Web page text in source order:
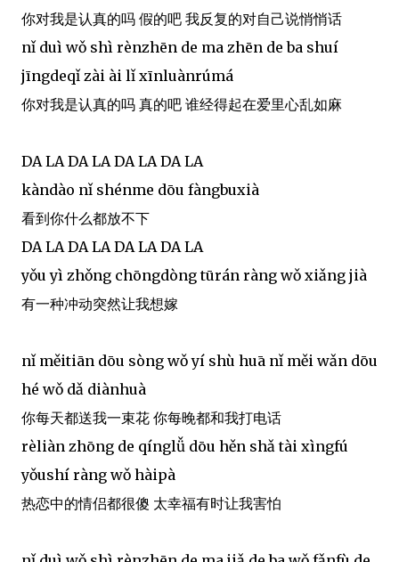
你对我是认真的吗 假的吧 我反复的对自己说悄悄话
nǐ duì wǒ shì rènzhēn de ma zhēn de ba shuí
jīngdeqǐ zài ài lǐ xīnluànrúmá
你对我是认真的吗 真的吧 谁经得起在爱里心乱如麻
DA LA DA LA DA LA DA LA
kàndào nǐ shénme dōu fàngbuxià
看到你什么都放不下
DA LA DA LA DA LA DA LA
yǒu yì zhǒng chōngdòng tūrán ràng wǒ xiǎng jià
有一种冲动突然让我想嫁
nǐ měitiān dōu sòng wǒ yí shù huā nǐ měi wǎn dōu
hé wǒ dǎ diànhuà
你每天都送我一束花 你每晚都和我打电话
rèliàn zhōng de qínglǚ dōu hěn shǎ tài xìngfú
yǒushí ràng wǒ hàipà
热恋中的情侣都很傻 太幸福有时让我害怕